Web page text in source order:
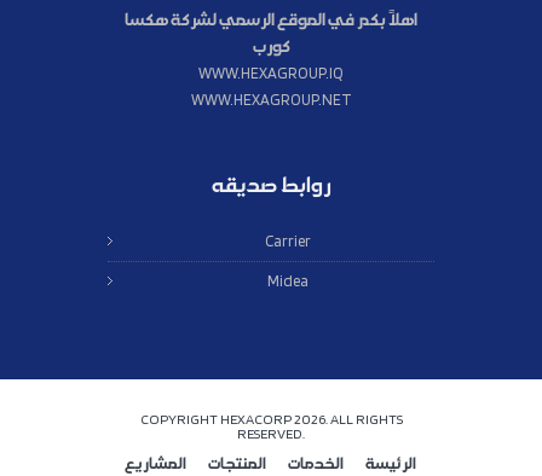
اهلاً بكم في الموقع الرسمي لشركة هكسا
كورب
WWW.HEXAGROUP.IQ
WWW.HEXAGROUP.NET
روابط صديقه
Carrier
Midea
COPYRIGHT HEXACORP2026. ALL RIGHTS
RESERVED.
الرئيسة
الخدمات المنتجات المشاريع